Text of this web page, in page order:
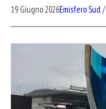
19 Giugno 2026Emisfero Sud /